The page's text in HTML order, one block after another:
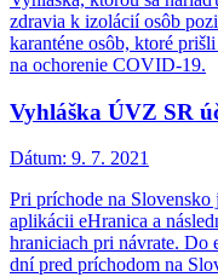
zdravia k izolácií osôb
karanténe osôb, ktoré
na ochorenie COVID-19.
Vyhláška ÚVZ SR
Dátum: 9. 7. 2021
Pri príchode na
aplikácii eHranica a
hraniciach pri návrate. Do
dní pred príchodom na